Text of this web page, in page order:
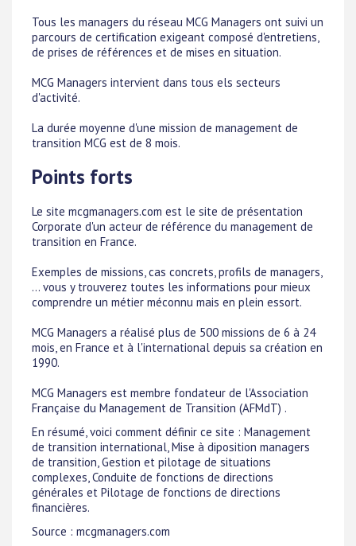
Tous les managers du réseau MCG Managers ont suivi un
parcours de certification exigeant composé d'entretiens,
de prises de références et de mises en situation.
MCG Managers intervient dans tous els secteurs
d'activité.
La durée moyenne d'une mission de management de
transition MCG est de 8 mois.
Points forts
Le site mcgmanagers.com est le site de présentation
Corporate d'un acteur de référence du management de
transition en France.
Exemples de missions, cas concrets, profils de managers,
... vous y trouverez toutes les informations pour mieux
comprendre un métier méconnu mais en plein essort.
MCG Managers a réalisé plus de 500 missions de 6 à 24
mois, en France et à l'international depuis sa création en
1990.
MCG Managers est membre fondateur de l'Association
Française du Management de Transition (AFMdT) .
En résumé, voici comment définir ce site : Management
de transition international, Mise à diposition managers
de transition, Gestion et pilotage de situations
complexes, Conduite de fonctions de directions
générales et Pilotage de fonctions de directions
financières.
Source : mcgmanagers.com